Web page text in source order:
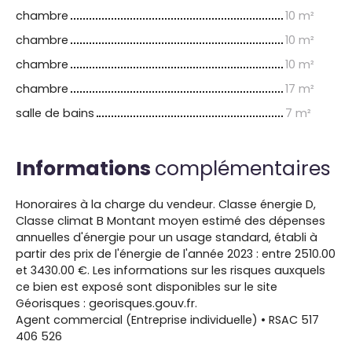
chambre
10 m²
chambre
10 m²
chambre
10 m²
chambre
17 m²
salle de bains
7 m²
Informations complémentaires
Honoraires à la charge du vendeur. Classe énergie D,
Classe climat B Montant moyen estimé des dépenses
annuelles d'énergie pour un usage standard, établi à
partir des prix de l'énergie de l'année 2023 : entre 2510.00
et 3430.00 €. Les informations sur les risques auxquels
ce bien est exposé sont disponibles sur le site
Géorisques : georisques.gouv.fr.
Agent commercial (Entreprise individuelle) • RSAC 517
406 526